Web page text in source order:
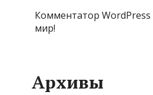
Комментатор WordPress
мир!
Архивы